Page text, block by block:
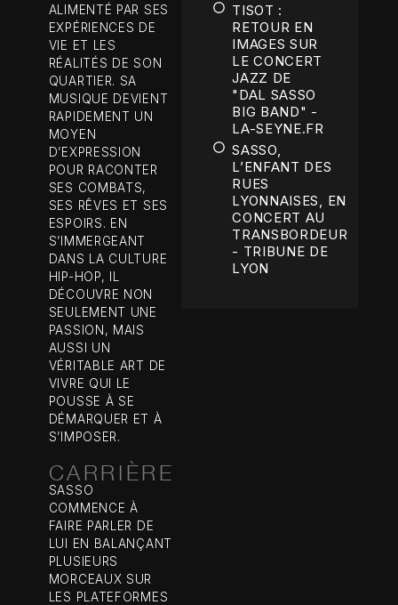
ALIMENTÉ PAR SES
EXPÉRIENCES DE
VIE ET LES
RÉALITÉS DE SON
QUARTIER. SA
MUSIQUE DEVIENT
RAPIDEMENT UN
MOYEN
D’EXPRESSION
POUR RACONTER
SES COMBATS,
SES RÊVES ET SES
ESPOIRS. EN
S’IMMERGEANT
DANS LA CULTURE
HIP-HOP, IL
DÉCOUVRE NON
SEULEMENT UNE
PASSION, MAIS
AUSSI UN
VÉRITABLE ART DE
VIVRE QUI LE
POUSSE À SE
DÉMARQUER ET À
S’IMPOSER.
CARRIÈRE
SASSO
COMMENCE À
FAIRE PARLER DE
LUI EN BALANÇANT
PLUSIEURS
MORCEAUX SUR
LES PLATEFORMES
TISOT :
RETOUR EN
IMAGES SUR
LE CONCERT
JAZZ DE
"DAL SASSO
BIG BAND" -
LA-SEYNE.FR
SASSO,
L’ENFANT DES
RUES
LYONNAISES, EN
CONCERT AU
TRANSBORDEUR
- TRIBUNE DE
LYON